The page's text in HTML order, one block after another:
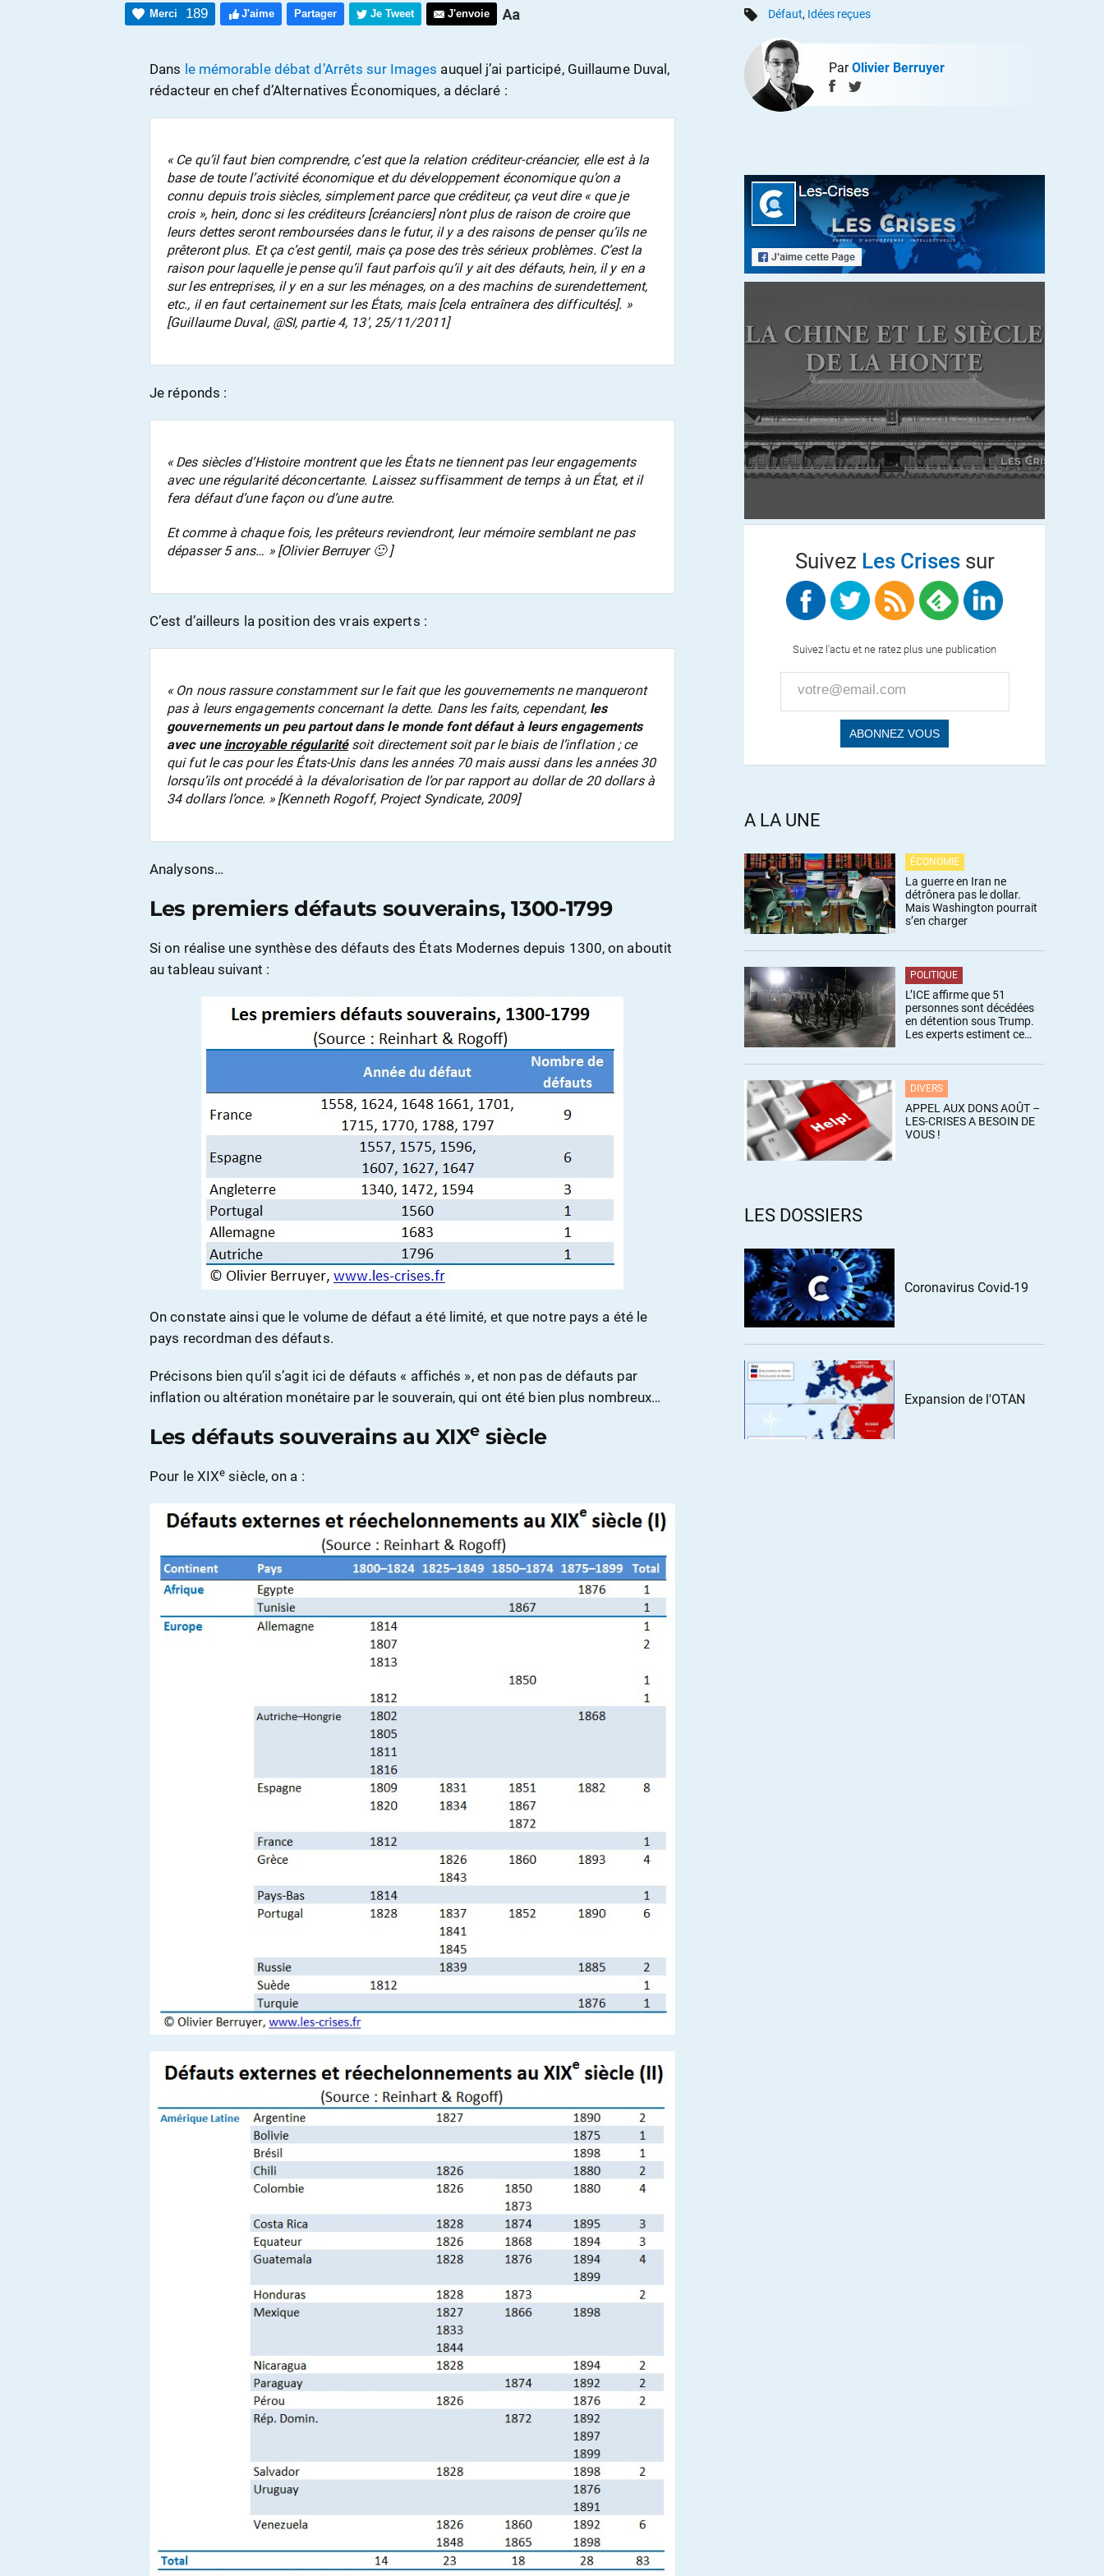
Merci 189 J'aime Partager Je Tweet J'envoie Défaut, Idées reçues
Dans le mémorable débat d’Arrêts sur Images auquel j’ai participé, Guillaume Duval,
rédacteur en chef d’Alternatives Économiques, a déclaré :
« Ce qu’il faut bien comprendre, c’est que la relation créditeur-créancier, elle est à la
base de toute l’activité économique et du développement économique qu’on a
connu depuis trois siècles, simplement parce que créditeur, ça veut dire « que je
crois », hein, donc si les créditeurs [créanciers] n’ont plus de raison de croire que
leurs dettes seront remboursées dans le futur, il y a des raisons de penser qu’ils ne
prêteront plus. Et ça c’est gentil, mais ça pose des très sérieux problèmes. C’est la
raison pour laquelle je pense qu’il faut parfois qu’il y ait des défauts, hein, il y en a
sur les entreprises, il y en a sur les ménages, on a des machins de surendettement,
etc., il en faut certainement sur les États, mais [cela entraînera des difficultés]. »
[Guillaume Duval, @SI, partie 4, 13′, 25/11/2011]
Je réponds :
« Des siècles d’Histoire montrent que les États ne tiennent pas leur engagements
avec une régularité déconcertante. Laissez suffisamment de temps à un État, et il
fera défaut d’une façon ou d’une autre.
Et comme à chaque fois, les prêteurs reviendront, leur mémoire semblant ne pas
dépasser 5 ans… » [Olivier Berruyer 🙂 ]
C’est d’ailleurs la position des vrais experts :
« On nous rassure constamment sur le fait que les gouvernements ne manqueront
pas à leurs engagements concernant la dette. Dans les faits, cependant, les
gouvernements un peu partout dans le monde font défaut à leurs engagements
avec une incroyable régularité soit directement soit par le biais de l’inflation ; ce
qui fut le cas pour les États-Unis dans les années 70 mais aussi dans les années 30
lorsqu’ils ont procédé à la dévalorisation de l’or par rapport au dollar de 20 dollars à
34 dollars l’once. » [Kenneth Rogoff, Project Syndicate, 2009]
Analysons…
Les premiers défauts souverains, 1300-1799
Si on réalise une synthèse des défauts des États Modernes depuis 1300, on aboutit
au tableau suivant :
On constate ainsi que le volume de défaut a été limité, et que notre pays a été le
pays recordman des défauts.
Précisons bien qu’il s’agit ici de défauts « affichés », et non pas de défauts par
inflation ou altération monétaire par le souverain, qui ont été bien plus nombreux…
Les défauts souverains au XIXe siècle
Pour le XIXe siècle, on a :
ParOlivier Berruyer
Suivez Les Crisessur
Suivez l'actu et ne ratez plus une publication
A LA UNE
ÉCONOMIE
La guerre en Iran ne
détrônera pas le dollar.
Mais Washington pourrait
s’en charger
POLITIQUE
L’ICE affirme que 51
personnes sont décédées
en détention sous Trump.
Les experts estiment ce
DIVERS
APPEL AUX DONS AOÛT –
LES-CRISES A BESOIN DE
VOUS !
LES DOSSIERS
Coronavirus Covid-19
Expansion de l'OTAN